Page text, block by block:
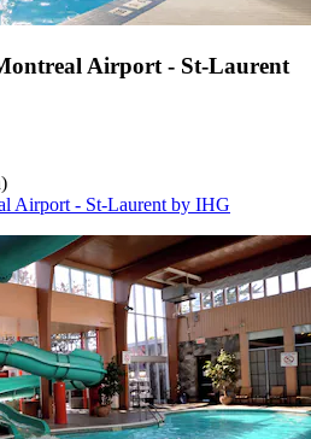
Airport - St-Laurent
Airport - St-Laurent by IHG